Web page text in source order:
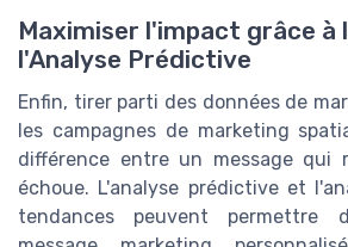
Maximiser l'impact grâce à
l'Analyse Prédictive
Enfin, tirer parti des données de
les campagnes de marketing
différence entre un message qui
échoue. L'analyse prédictive et
tendances peuvent permettre